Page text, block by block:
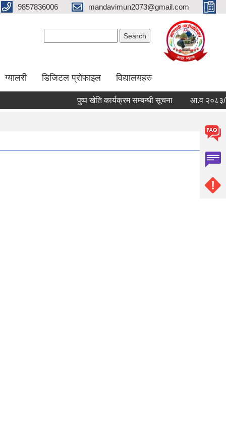
9857836006 mandavimun2073@gmail.com
ग्यालरी डिजिटल प्रोफाइल विद्यालयहरु
पुष्प खेति कार्यक्रम सम्बन्धी सूचना आ.व २०८३/०८४ को